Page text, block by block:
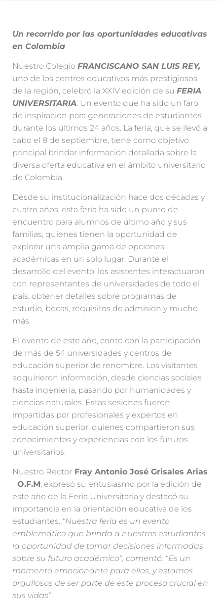
Un recorrido por las oportunidades educativas
en Colombia
Nuestro Colegio FRANCISCANO SAN LUIS REY,
uno de los centros educativos más prestigiosos
de la región, celebró la XXIV edición de su FERIA
UNIVERSITARIA. Un evento que ha sido un faro
de inspiración para generaciones de estudiantes
durante los últimos 24 años. La feria, que se llevó a
cabo el 8 de septiembre, tiene como objetivo
principal brindar información detallada sobre la
diversa oferta educativa en el ámbito universitario
de Colombia.
Desde su institucionalización hace dos décadas y
cuatro años, esta feria ha sido un punto de
encuentro para alumnos de último año y sus
familias, quienes tienen la oportunidad de
explorar una amplia gama de opciones
académicas en un solo lugar. Durante el
desarrollo del evento, los asistentes interactuaron
con representantes de universidades de todo el
país, obtener detalles sobre programas de
estudio, becas, requisitos de admisión y mucho
más.
El evento de este año, contó con la participación
de más de 54 universidades y centros de
educación superior de renombre. Los visitantes
adquirieron información, desde ciencias sociales
hasta ingeniería, pasando por humanidades y
ciencias naturales. Estas sesiones fueron
impartidas por profesionales y expertos en
educación superior, quienes compartieron sus
conocimientos y experiencias con los futuros
universitarios.
Nuestro Rector Fray Antonio José Grisales Arias
O.F.M, expresó su entusiasmo por la edición de
este año de la Feria Universitaria y destacó su
importancia en la orientación educativa de los
estudiantes. “Nuestra feria es un evento
emblemático que brinda a nuestros estudiantes
la oportunidad de tomar decisiones informadas
sobre su futuro académico”, comentó. “Es un
momento emocionante para ellos, y estamos
orgullosos de ser parte de este proceso crucial en
sus vidas”